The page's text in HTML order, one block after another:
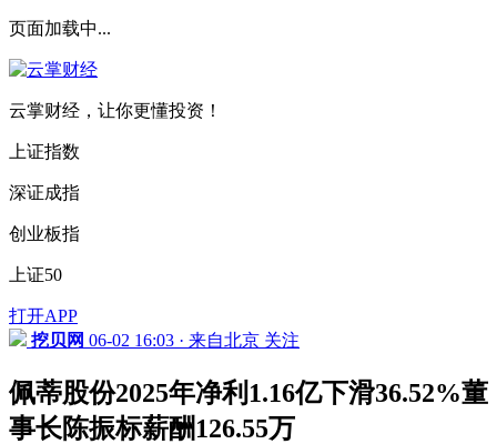
页面加载中...
云掌财经，让你更懂投资！
上证指数
深证成指
创业板指
上证50
打开APP
挖贝网 06-02 16:03 · 来自北京 关注
佩蒂股份2025年净利1.16亿下滑36.52%董
事长陈振标薪酬126.55万